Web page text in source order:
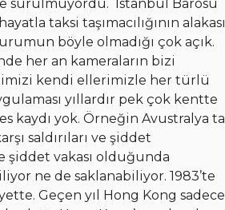
sürülmüyordu. İstanbul Barosu
taksi taşımacılığının alakası
böyle olmadığı çok açık.
her an kameraların bizi
kendi ellerimizle her türlü
yıllardır pek çok kentte
kaydı yok. Örneğin Avustralya ta
saldırıları ve şiddet
şiddet vakası olduğunda
ne de saklanabiliyor. 1983’te
Geçen yıl Hong Kong sadece